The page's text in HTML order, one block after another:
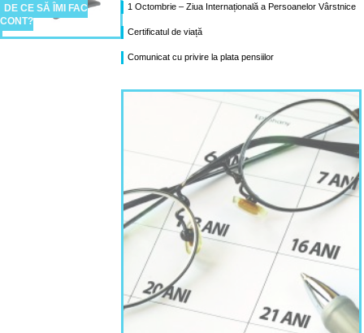
DE CE SĂ ÎMI FAC
CONT?
1 Octombrie – Ziua Internațională a Persoanelor Vârstnice
Certificatul de viață
Comunicat cu privire la plata pensiilor